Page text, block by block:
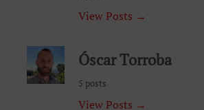
View Posts →
Óscar Torroba
5 posts
View Posts →